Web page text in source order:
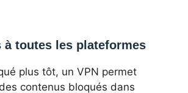
à toutes les plateformes
plus tôt, un VPN permet
contenus bloqués dans